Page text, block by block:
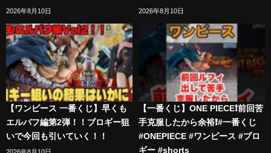
2026年8月10日 2026年8月10日
【ワンピース 一番くじ】早くも
エルバフ編第2弾！！ブロギー狙
いで今回も引いていく！！
【一番くじ】ONE PIECE❗️前回苦
手克服したから余裕❗️#一番くじ
#ONEPIECE #ワンピース #ブロ
ギー #shorts